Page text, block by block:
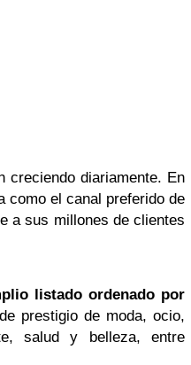
creciendo diariamente. En
como el canal preferido de
a sus millones de clientes
listado ordenado por
prestigio de moda, ocio,
salud y belleza, entre